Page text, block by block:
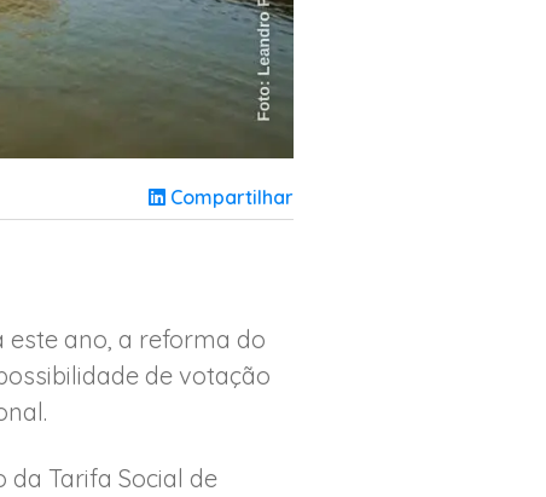
Compartilhar
ano, a reforma do
de votação
Tarifa Social de